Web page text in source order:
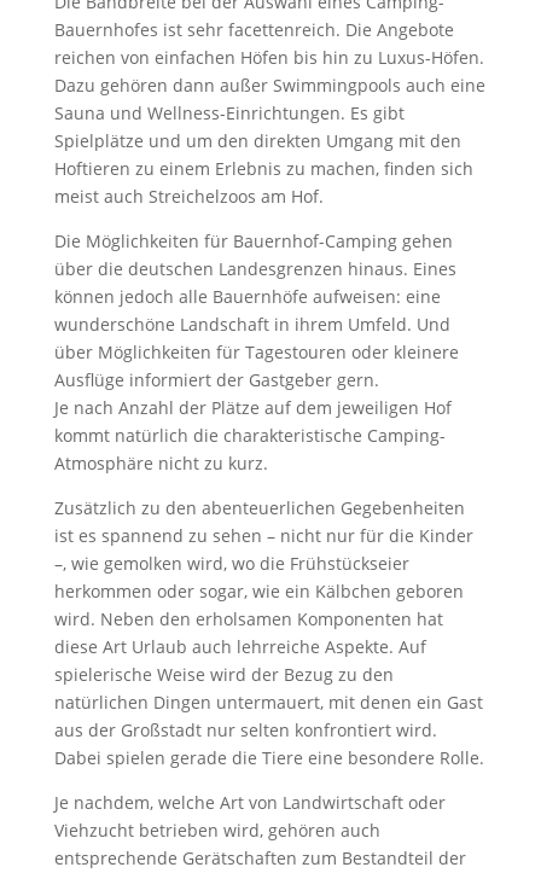
Bauernhofes ist sehr facettenreich. Die Angebote
reichen von einfachen Höfen bis hin zu Luxus-Höfen.
Dazu gehören dann außer Swimmingpools auch eine
Sauna und Wellness-Einrichtungen. Es gibt
Spielplätze und um den direkten Umgang mit den
Hoftieren zu einem Erlebnis zu machen, finden sich
meist auch Streichelzoos am Hof.
Die Möglichkeiten für Bauernhof-Camping gehen
über die deutschen Landesgrenzen hinaus. Eines
können jedoch alle Bauernhöfe aufweisen: eine
wunderschöne Landschaft in ihrem Umfeld. Und
über Möglichkeiten für Tagestouren oder kleinere
Ausflüge informiert der Gastgeber gern.
Je nach Anzahl der Plätze auf dem jeweiligen Hof
kommt natürlich die charakteristische Camping-
Atmosphäre nicht zu kurz.
Zusätzlich zu den abenteuerlichen Gegebenheiten
ist es spannend zu sehen – nicht nur für die Kinder
–, wie gemolken wird, wo die Frühstückseier
herkommen oder sogar, wie ein Kälbchen geboren
wird. Neben den erholsamen Komponenten hat
diese Art Urlaub auch lehrreiche Aspekte. Auf
spielerische Weise wird der Bezug zu den
natürlichen Dingen untermauert, mit denen ein Gast
aus der Großstadt nur selten konfrontiert wird.
Dabei spielen gerade die Tiere eine besondere Rolle.
Je nachdem, welche Art von Landwirtschaft oder
Viehzucht betrieben wird, gehören auch
entsprechende Gerätschaften zum Bestandteil der